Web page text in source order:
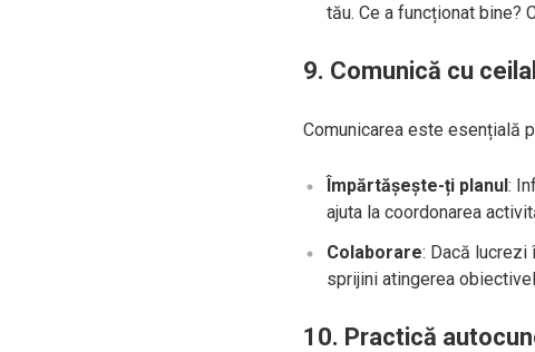
tău. Ce a funcționat bine?
9. Comunică cu
Comunicarea este esențială
Împărtășește-ți planul:
ajuta la coordonarea
Colaborare: Dacă lucrezi
sprijini atingerea
10. Practică